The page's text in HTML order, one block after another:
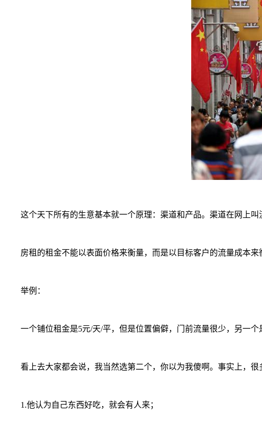
这个天下所有的生意基本就一个原理：渠道和产品。渠道在网上叫
房租的租金不能以表面价格来衡量，而是以目标客户的流量成本来
举例：
一个铺位租金是5元/天/平，但是位置偏僻，门前流量很少，另一个
看上去大家都会说，我当然选第二个，你以为我傻啊。事实上，很
1.他认为自己东西好吃，就会有人来；